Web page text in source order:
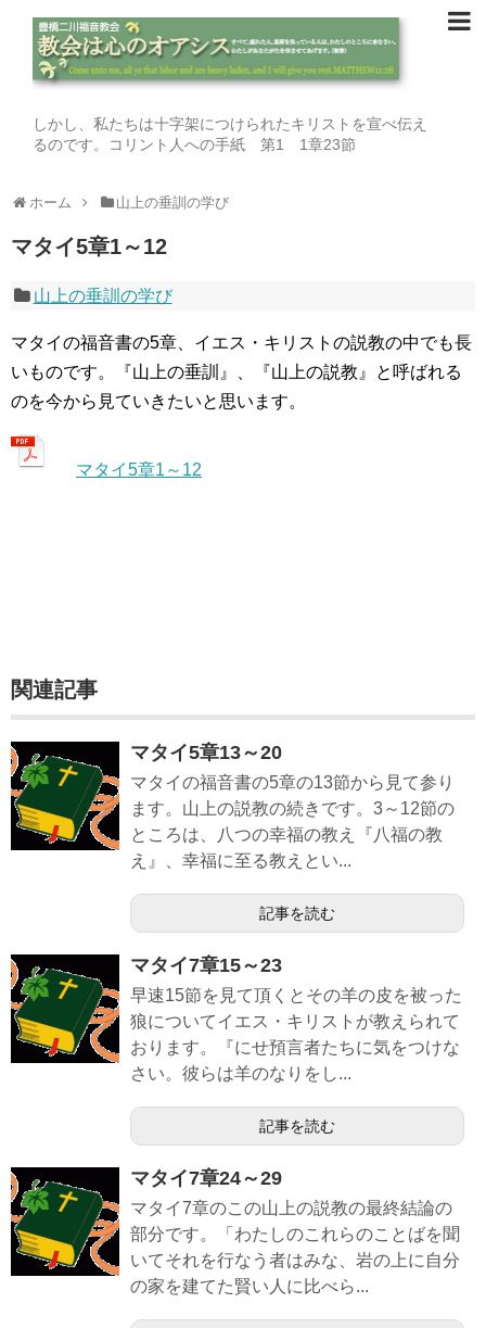
しかし、私たちは十字架につけられたキリストを宣べ伝え
るのです。コリント人への手紙 第1 1章23節
ホーム 山上の垂訓の学び
マタイ5章1～12
山上の垂訓の学び
マタイの福音書の5章、イエス・キリストの説教の中でも長
いものです。『山上の垂訓』、『山上の説教』と呼ばれる
のを今から見ていきたいと思います。
マタイ5章1～12
関連記事
マタイ5章13～20
マタイの福音書の5章の13節から見て参り
ます。山上の説教の続きです。3～12節の
ところは、八つの幸福の教え『八福の教
え』、幸福に至る教えとい...
記事を読む
マタイ7章15～23
早速15節を見て頂くとその羊の皮を被った
狼についてイエス・キリストが教えられて
おります。『にせ預言者たちに気をつけな
さい。彼らは羊のなりをし...
記事を読む
マタイ7章24～29
マタイ7章のこの山上の説教の最終結論の
部分です。「わたしのこれらのことばを聞
いてそれを行なう者はみな、岩の上に自分
の家を建てた賢い人に比べら...